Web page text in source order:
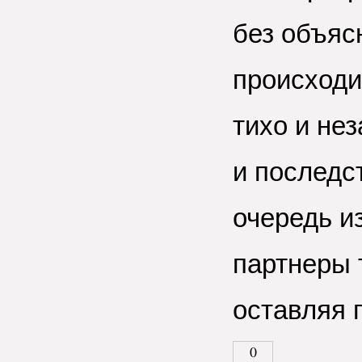
без
тихо и
и
очередь
партнеры
оставляя
0